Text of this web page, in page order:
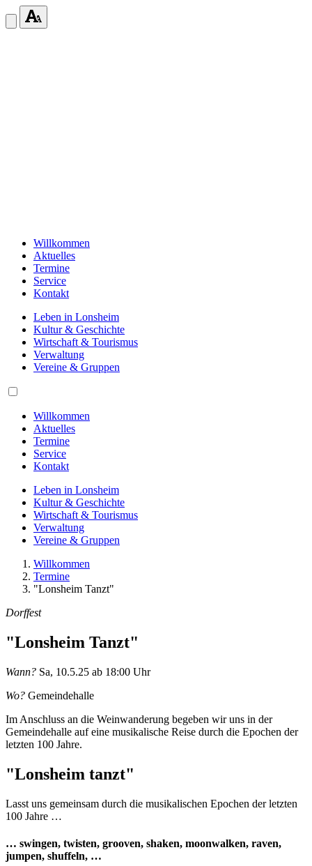
Willkommen
Aktuelles
Termine
Service
Kontakt
Leben in Lonsheim
Kultur & Geschichte
Wirtschaft & Tourismus
Verwaltung
Vereine & Gruppen
Willkommen
Aktuelles
Termine
Service
Kontakt
Leben in Lonsheim
Kultur & Geschichte
Wirtschaft & Tourismus
Verwaltung
Vereine & Gruppen
Willkommen
Termine
"Lonsheim Tanzt"
Dorffest
"Lonsheim Tanzt"
Wann? Sa, 10.5.25 ab 18:00 Uhr
Wo? Gemeindehalle
Im Anschluss an die Weinwanderung begeben wir uns in der
Gemeindehalle auf eine musikalische Reise durch die Epochen der
letzten 100 Jahre.
"Lonsheim tanzt"
Lasst uns gemeinsam durch die musikalischen Epochen der letzten
100 Jahre …
… swingen, twisten, grooven, shaken, moonwalken, raven,
jumpen, shuffeln, …